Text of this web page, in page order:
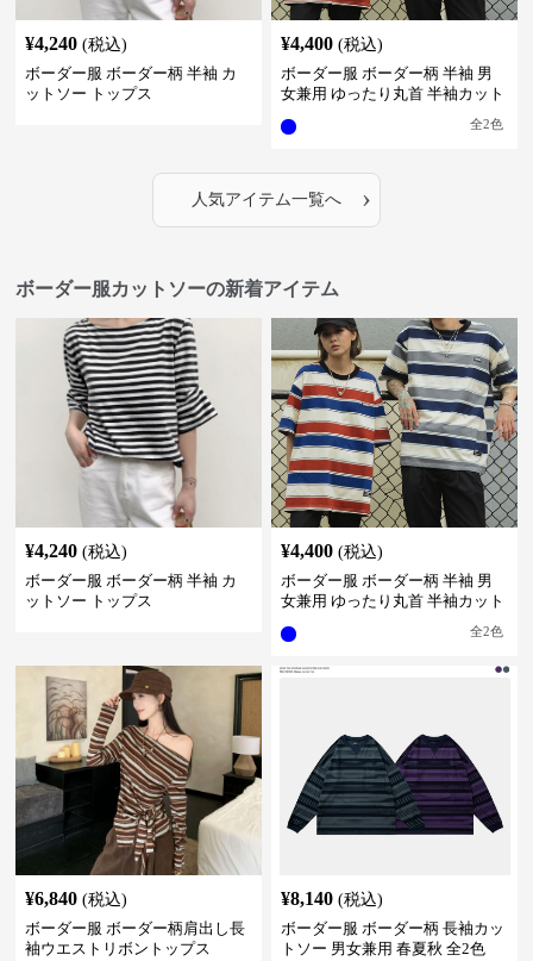
¥4,240 (税込)
ボーダー服 ボーダー柄 半袖 カ
ットソー トップス
¥4,400 (税込)
ボーダー服 ボーダー柄 半袖 男
女兼用 ゆったり丸首 半袖カット
全2色
人気アイテム一覧へ ›
ボーダー服カットソーの新着アイテム
¥4,240 (税込)
ボーダー服 ボーダー柄 半袖 カ
ットソー トップス
¥4,400 (税込)
ボーダー服 ボーダー柄 半袖 男
女兼用 ゆったり丸首 半袖カット
全2色
¥6,840 (税込)
ボーダー服 ボーダー柄肩出し長
袖ウエストリボントップス
¥8,140 (税込)
ボーダー服 ボーダー柄 長袖カッ
トソー 男女兼用 春夏秋 全2色